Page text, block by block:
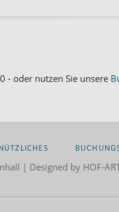
- oder nutzen Sie unsere
| Designed by HOF-